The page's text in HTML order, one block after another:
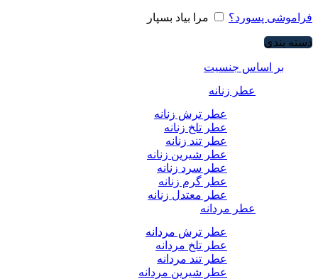
فراموشی پسورد؟ مرا بیاد بسپار
دسته بندی
بر اساس جنسیت
عطر زنانه
عطر ترش زنانه
عطر تلخ زنانه
عطر تند زنانه
عطر شیرین زنانه
عطر سرد زنانه
عطر گرم زنانه
عطر معتدل زنانه
عطر مردانه
عطر ترش مردانه
عطر تلخ مردانه
عطر تند مردانه
عطر شیرین مردانه